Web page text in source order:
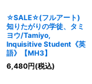
☆SALE☆(フルアート)
知りたがりの学徒、タミ
ヨウ/Tamiyo,
Inquisitive Student《英
語》【MH3】
6,480円(税込)